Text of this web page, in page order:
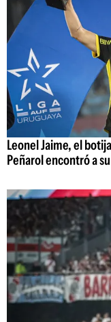
Leonel Jaime, el
Peñarol encontró a